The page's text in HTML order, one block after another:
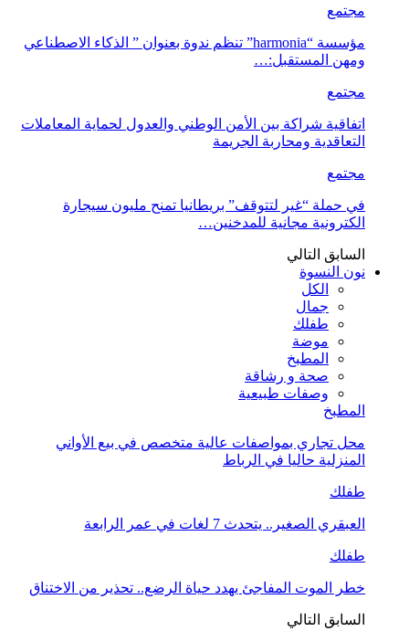
مجتمع
مؤسسة “harmonia” تنظم ندوة بعنوان ” الذكاء الاصطناعي
ومهن المستقبل:…
مجتمع
اتفاقية شراكة بين الأمن الوطني والعدول لحماية المعاملات
التعاقدية ومحاربة الجريمة
مجتمع
في حملة “غير لتتوقف” بريطانيا تمنح مليون سيجارة
الكترونية مجانية للمدخنين…
السابق التالي
نون النسوة
الكل
جمال
طفلك
موضة
المطبخ
صحة و رشاقة
وصفات طبيعية
المطبخ
محل تجاري بمواصفات عالية متخصص في بيع الأواني
المنزلية حاليا في الرباط
طفلك
العبقري الصغير.. يتحدث 7 لغات في عمر الرابعة
طفلك
خطر الموت المفاجئ يهدد حياة الرضع.. تحذير من الاختناق
السابق التالي